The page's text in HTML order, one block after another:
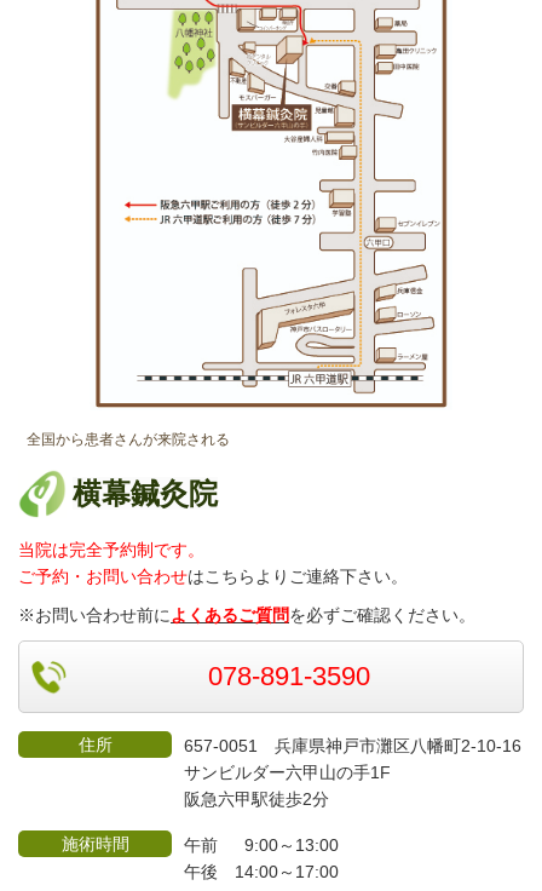
全国から患者さんが来院される
横幕鍼灸院
当院は完全予約制です。
ご予約・お問い合わせはこちらよりご連絡下さい。
※お問い合わせ前によくあるご質問を必ずご確認ください。
078-891-3590
住所
657-0051 兵庫県神戸市灘区八幡町2-10-16
サンビルダー六甲山の手1F
阪急六甲駅徒歩2分
施術時間
午前 9:00～13:00
午後 14:00～17:00